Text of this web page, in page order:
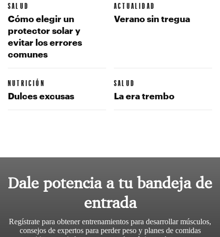
SALUD
Cómo elegir un
protector solar y
evitar los errores
comunes
ACTUALIDAD
Verano sin tregua
NUTRICIÓN
Dulces excusas
SALUD
La era trembo
Dale potencia a tu bandeja de
entrada
Regístrate para obtener entrenamientos para desarrollar músculos,
consejos de expertos para perder peso y planes de comidas